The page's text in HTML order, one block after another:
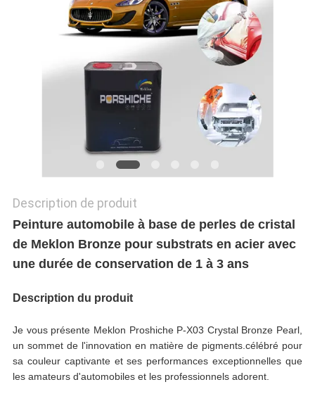
POLITIQUE
CONFIDENTIALITÉ
Description de produit
Peinture automobile à base de perles de cristal
de Meklon Bronze pour substrats en acier avec
une durée de conservation de 1 à 3 ans
Description du produit
Je vous présente Meklon Proshiche P-X03 Crystal Bronze Pearl,
un sommet de l'innovation en matière de pigments.célébré pour
sa couleur captivante et ses performances exceptionnelles que
les amateurs d'automobiles et les professionnels adorent.